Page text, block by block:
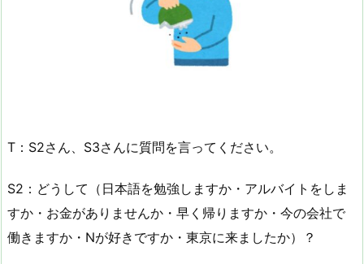
T：S2さん、S3さんに質問を言ってください。
S2：どうして（日本語を勉強しますか・アルバイトをしま
すか・お金がありませんか・早く帰りますか・今の会社で
働きますか・Nが好きですか・東京に来ましたか）？